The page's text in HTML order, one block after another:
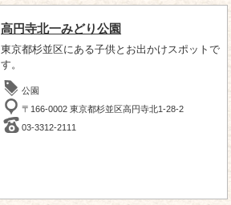
高円寺北一みどり公園
東京都杉並区にある子供とお出かけスポットで
す。
公園
〒166-0002 東京都杉並区高円寺北1-28-2
03-3312-2111